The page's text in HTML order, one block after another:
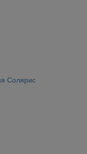
Солярис